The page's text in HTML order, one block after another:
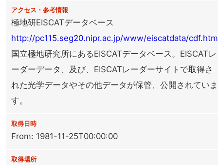
アクセス・参考情報
極地研EISCATデータベース
http://pc115.seg20.nipr.ac.jp/www/eiscatdata/
国立極地研究所にあるEISCATデータベース。EISCATレ
ーダーデータ、及び、EISCATレーダーサイトで取得さ
れた光学データやその他データが保管、公開されていま
す。
取得日時
From: 1981-11-25T00:00:00
取得場所